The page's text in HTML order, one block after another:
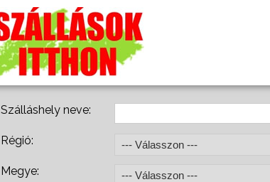
Szálláshely neve:
Régió:
Megye: